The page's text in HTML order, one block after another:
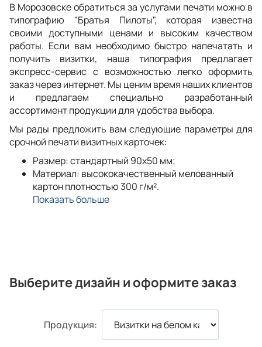
В Морозовске обратиться за услугами печати можно в
типографию "Братья Пилоты", которая известна
своими доступными ценами и высоким качеством
работы. Если вам необходимо быстро напечатать и
получить визитки, наша типография предлагает
экспресс-сервис с возможностью легко оформить
заказ через интернет. Мы ценим время наших клиентов
и предлагаем специально разработанный
ассортимент продукции для удобства выбора.
Мы рады предложить вам следующие параметры для
срочной печати визитных карточек:
Размер: стандартный 90x50 мм;
Материал: высококачественный мелованный
картон плотностью 300 г/м².
Показать больше
Выберите дизайн и оформите заказ
Продукция: